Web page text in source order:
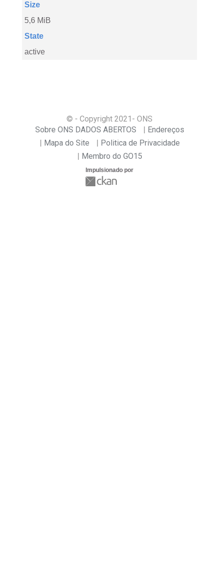
Size
5,6 MiB
State
active
© - Copyright 2021 - ONS
Sobre ONS DADOS ABERTOS
Endereços
Mapa do Site
Politica de Privacidade
Membro do GO15
Impulsionado por